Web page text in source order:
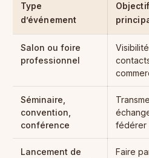
Type
d’événement
Objectif
Salon ou foire
professionnel
Visibilité,
Séminaire,
convention,
conférence
fédérer
Lancement de
Faire